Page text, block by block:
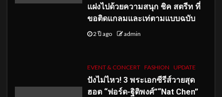
แฝงไปด้วยความสนุก ชิค สตรีท ที่
ขอติดแกลมและเท่ตามแบบฉบับ
2 ปี ago admin
EVENT & CONCERT FASHION UPDATE
ปังไม่ไหว! 3 พระเอกซีรีส์วายสุด
ฮอต “ฟอร์ด-ฐิติพงศ์”“Nat Chen”